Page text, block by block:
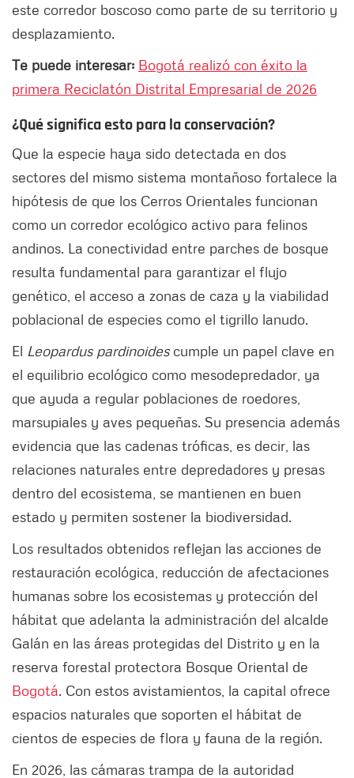
este corredor boscoso como parte de su territorio y
desplazamiento.
Te puede interesar: Bogotá realizó con éxito la
primera Reciclatón Distrital Empresarial de 2026
¿Qué significa esto para la conservación?
Que la especie haya sido detectada en dos
sectores del mismo sistema montañoso fortalece la
hipótesis de que los Cerros Orientales funcionan
como un corredor ecológico activo para felinos
andinos. La conectividad entre parches de bosque
resulta fundamental para garantizar el flujo
genético, el acceso a zonas de caza y la viabilidad
poblacional de especies como el tigrillo lanudo.
El Leopardus pardinoidescumple un papel clave en
el equilibrio ecológico como mesodepredador, ya
que ayuda a regular poblaciones de roedores,
marsupiales y aves pequeñas. Su presencia además
evidencia que las cadenas tróficas, es decir, las
relaciones naturales entre depredadores y presas
dentro del ecosistema, se mantienen en buen
estado y permiten sostener la biodiversidad.
Los resultados obtenidos reflejan las acciones de
restauración ecológica, reducción de afectaciones
humanas sobre los ecosistemas y protección del
hábitat que adelanta la administración del alcalde
Galán en las áreas protegidas del Distrito y en la
reserva forestal protectora Bosque Oriental de
Bogotá. Con estos avistamientos, la capital ofrece
espacios naturales que soporten el hábitat de
cientos de especies de flora y fauna de la región.
En 2026, las cámaras trampa de la autoridad